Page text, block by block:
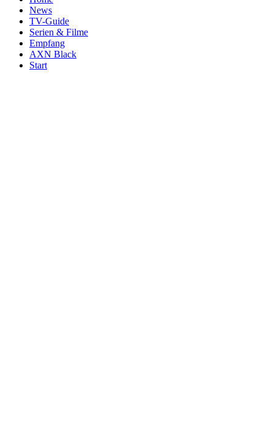
News
TV-Guide
Serien & Filme
Empfang
AXN Black
Start